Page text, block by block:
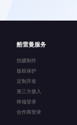
酷雷曼服务
拍摄制作
版权保护
定制开发
第三方接入
终端登录
合作商登录